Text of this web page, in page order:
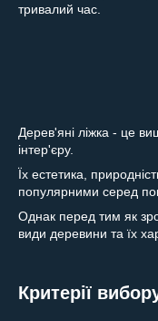
тривалий час.
Дерев'яні ліжка - це
інтер'єру.
Їх естетика,
популярними серед
Однак перед тим як
види деревини та їх
Критерії